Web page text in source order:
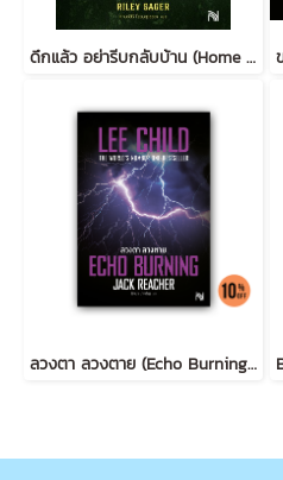
ดึกแล้ว อย่ารีบกลับบ้าน (Home Before Dark)
ลวงตา ลวงตาย (Echo Burning) [ฉบับปรับปรุง] #5